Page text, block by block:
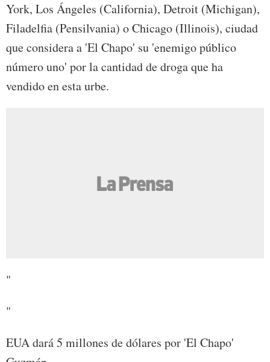
York, Los Ángeles (California), Detroit (Michigan),
Filadelfia (Pensilvania) o Chicago (Illinois), ciudad
que considera a 'El Chapo' su 'enemigo público
número uno' por la cantidad de droga que ha
vendido en esta urbe.
"
"
EUA dará 5 millones de dólares por 'El Chapo'